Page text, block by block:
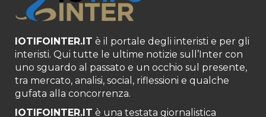
IOTIFOINTER.IT è il portale degli interisti e per gli
interisti. Qui tutte le ultime notizie sull’Inter con
uno sguardo al passato e un occhio sul presente,
tra mercato, analisi, social, riflessioni e qualche
gufata alla concorrenza.
IOTIFOINTER.IT è una testata giornalistica